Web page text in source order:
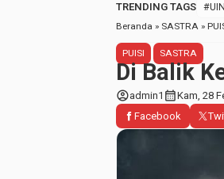
TRENDING TAGS
Beranda » SASTRA »
PUISI SASTRA
Di Balik
account_circleadmin1 calendar_monthKam, 28
Facebook